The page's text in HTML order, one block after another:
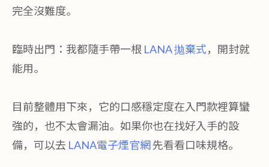
完全沒難度。
臨時出門：我都隨手帶一根 LANA 拋棄式，開封就
能用。
目前整體用下來，它的口感穩定度在入門款裡算蠻
強的，也不太會漏油。如果你也在找好入手的設
備，可以去 LANA電子煙官網先看看口味規格。